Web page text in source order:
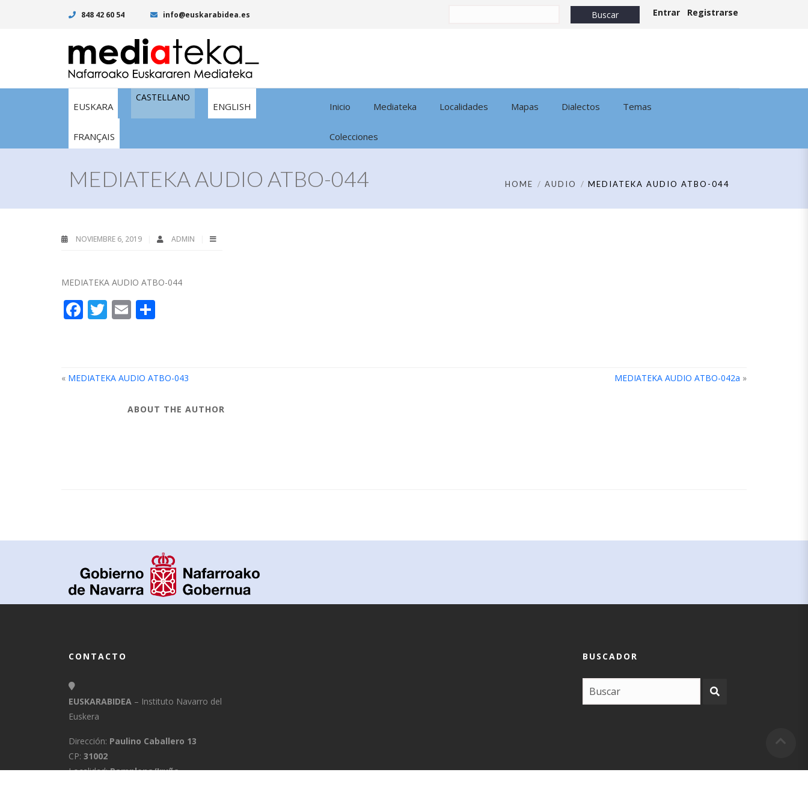
848 42 60 54 info@euskarabidea.es Entrar Registrarse
EUSKARA
CASTELLANO
ENGLISH
FRANÇAIS
Inicio Mediateka Localidades Mapas Dialectos Temas
Colecciones
MEDIATEKA AUDIO ATBO-044 HOME AUDIO MEDIATEKA AUDIO ATBO-044
NOVIEMBRE 6, 2019 ADMIN
MEDIATEKA AUDIO ATBO-044
Facebook
Twitter
Email
« MEDIATEKA AUDIO ATBO-043 MEDIATEKA AUDIO ATBO-042a »
ABOUT THE AUTHOR
CONTACTO
EUSKARABIDEA – Instituto Navarro del
Euskera
Dirección: Paulino Caballero 13
CP: 31002
Localidad:Pamplona/Iruña
BUSCADOR